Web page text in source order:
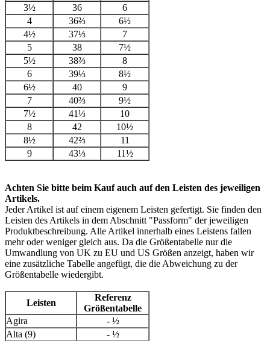
3½
36
6
4
36⅔
6½
4½
37⅓
7
5
38
7½
5½
38⅔
8
6
39⅓
8½
6½
40
9
7
40⅔
9½
7½
41⅓
10
8
42
10½
8½
42⅔
11
9
43⅓ 11½
Achten Sie bitte beim Kauf auch auf den Leisten des jeweiligen
Artikels.
Jeder Artikel ist auf einem eigenem Leisten gefertigt. Sie finden den
Leisten des Artikels in dem Abschnitt "Passform" der jeweiligen
Produktbeschreibung. Alle Artikel innerhalb eines Leistens fallen
mehr oder weniger gleich aus. Da die Größentabelle nur die
Umwandlung von UK zu EU und US Größen anzeigt, haben wir
eine zusätzliche Tabelle angefügt, die die Abweichung zu der
Größentabelle wiedergibt.
Leisten
Referenz
Größentabelle
Agira
- ½
Alta (9)
- ½